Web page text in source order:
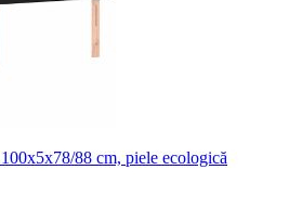
88 cm, piele ecologică